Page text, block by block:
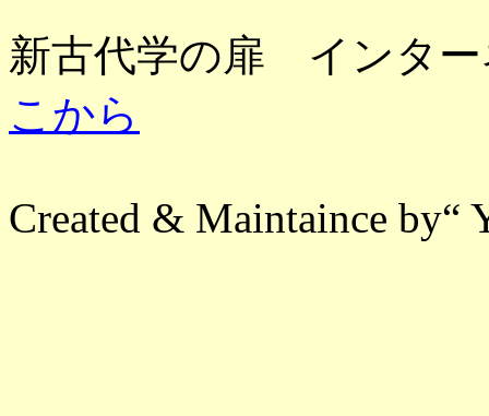
新古代学の扉 インター
こから
Created & Maintaince by“